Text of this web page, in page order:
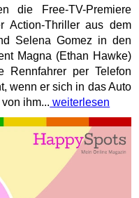
die Free-TV-Premiere
Action-Thriller aus dem
Selena Gomez in den
Magna (Ethan Hawke)
Rennfahrer per Telefon
wenn er sich in das Auto
ihm... weiterlesen